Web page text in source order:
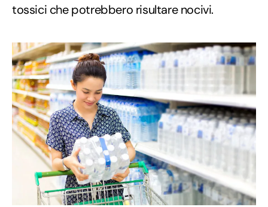
tossici che potrebbero risultare nocivi.